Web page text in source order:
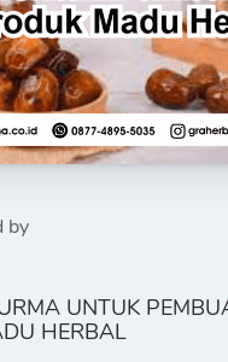
by
UNTUK
HERBAL